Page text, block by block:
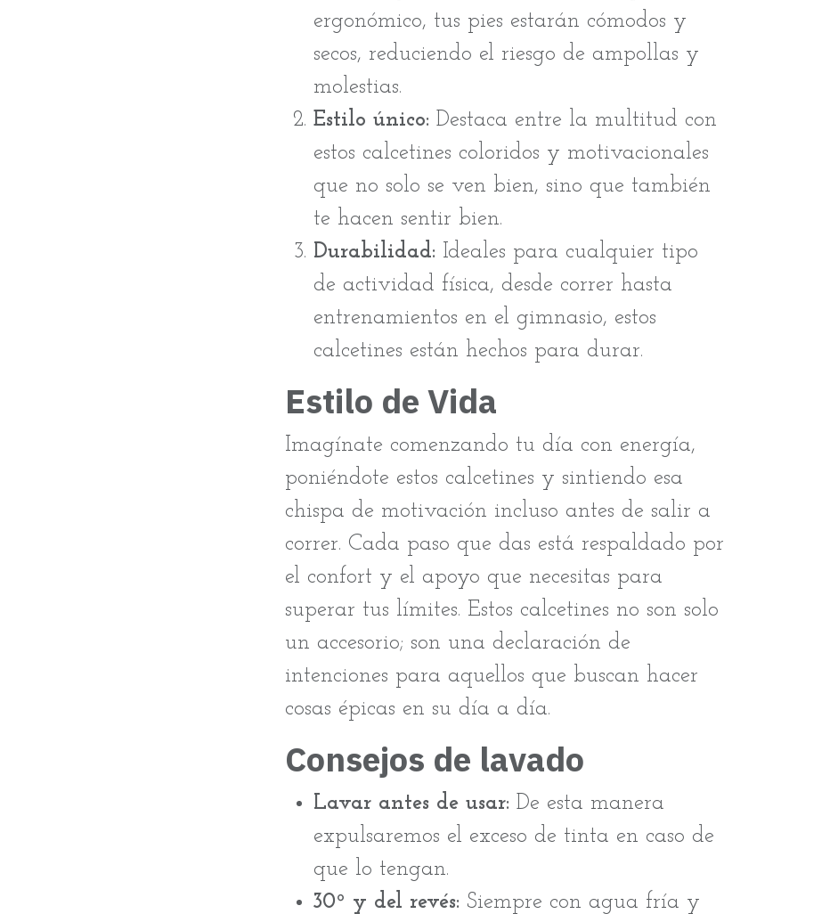
ergonómico, tus pies estarán cómodos y
secos, reduciendo el riesgo de ampollas y
molestias.
Estilo único: Destaca entre la multitud con
estos calcetines coloridos y motivacionales
que no solo se ven bien, sino que también
te hacen sentir bien.
Durabilidad: Ideales para cualquier tipo
de actividad física, desde correr hasta
entrenamientos en el gimnasio, estos
calcetines están hechos para durar.
Estilo de Vida
Imagínate comenzando tu día con energía,
poniéndote estos calcetines y sintiendo esa
chispa de motivación incluso antes de salir a
correr. Cada paso que das está respaldado por
el confort y el apoyo que necesitas para
superar tus límites. Estos calcetines no son solo
un accesorio; son una declaración de
intenciones para aquellos que buscan hacer
cosas épicas en su día a día.
Consejos de lavado
Lavar antes de usar: De esta manera
expulsaremos el exceso de tinta en caso de
que lo tengan.
30º y del revés: Siempre con agua fría y